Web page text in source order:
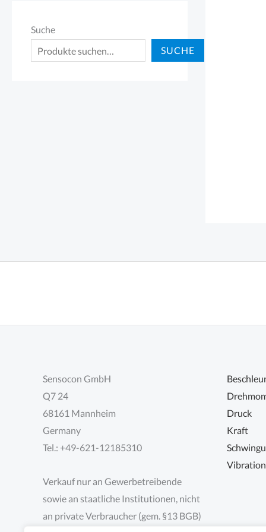
Suche
SUCHE
Sensocon GmbH
Q7 24
68161 Mannheim
Germany
Tel.: +49-621-12185310
Verkauf nur an Gewerbetreibende
sowie an staatliche Institutionen, nicht
an private Verbraucher (gem. §13 BGB)
Druck
Kraft